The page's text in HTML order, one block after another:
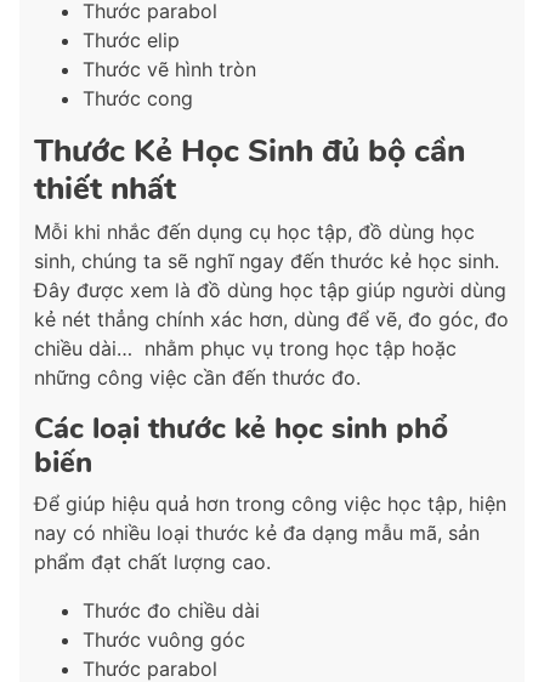
Thước parabol
Thước elip
Thước vẽ hình tròn
Thước cong
Thước Kẻ Học Sinh đủ bộ cần
thiết nhất
Mỗi khi nhắc đến dụng cụ học tập, đồ dùng học
sinh, chúng ta sẽ nghĩ ngay đến thước kẻ học sinh.
Đây được xem là đồ dùng học tập giúp người dùng
kẻ nét thẳng chính xác hơn, dùng để vẽ, đo góc, đo
chiều dài… nhằm phục vụ trong học tập hoặc
những công việc cần đến thước đo.
Các loại thước kẻ học sinh phổ
biến
Để giúp hiệu quả hơn trong công việc học tập, hiện
nay có nhiều loại thước kẻ đa dạng mẫu mã, sản
phẩm đạt chất lượng cao.
Thước đo chiều dài
Thước vuông góc
Thước parabol